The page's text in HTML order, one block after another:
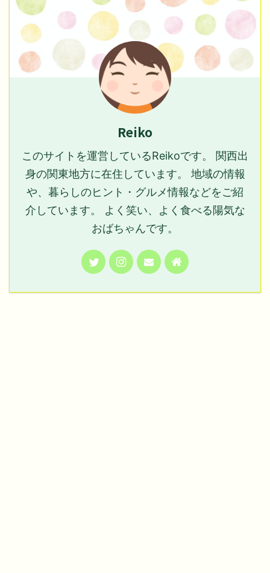
Reiko
このサイトを運営しているReikoです。 関西出
身の関東地方に在住しています。 地域の情報
や、暮らしのヒント・グルメ情報などをご紹
介しています。 よく笑い、よく食べる陽気な
おばちゃんです。